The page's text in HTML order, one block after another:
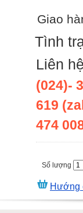
Giao
Tình
Liên
(024)-
619
474
Số lượng
Hướng